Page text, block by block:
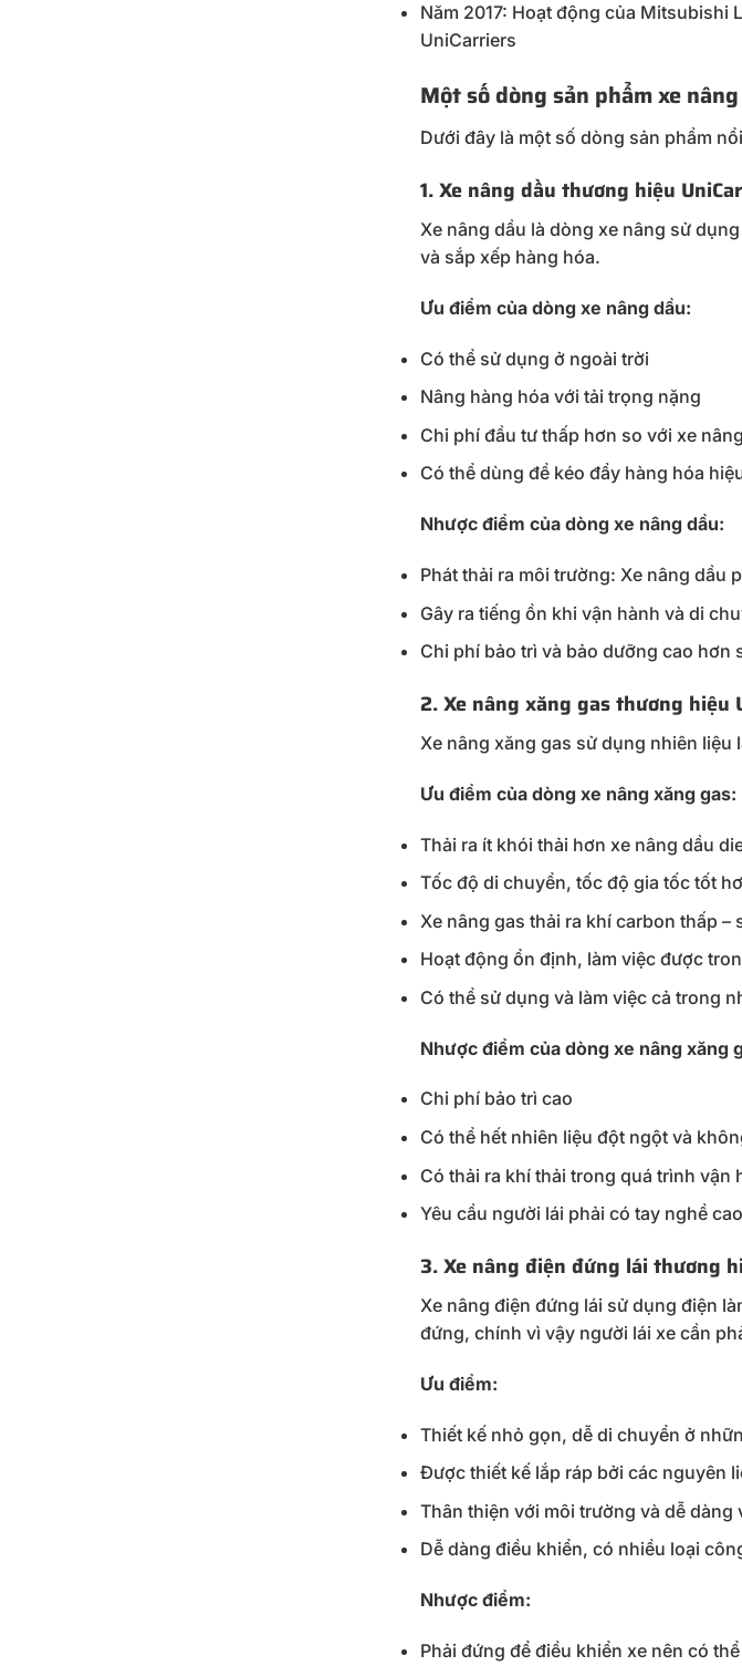
Năm 2017: Hoạt động của
UniCarriers
Một số dòng sản phẩm xe
Dưới đây là một số dòng sản phẩm
1. Xe nâng dầu thương hiệu
Xe nâng dầu là dòng xe nâng sử
và sắp xếp hàng hóa.
Ưu điểm của dòng xe nâng dầu:
Có thể sử dụng ở ngoài trời
Nâng hàng hóa với tải trọng nặng
Chi phí đầu tư thấp hơn so với xe
Có thể dùng để kéo đẩy hàng hóa
Nhược điểm của dòng xe nâng dầu:
Phát thải ra môi trường: Xe nâng dầu
Gây ra tiếng ồn khi vận hành và di
Chi phí bảo trì và bảo dưỡng cao hơn
2. Xe nâng xăng gas thương hiệu
Xe nâng xăng gas sử dụng nhiên
Ưu điểm của dòng xe nâng xăng gas:
Thải ra ít khói thải hơn xe nâng dầu
Tốc độ di chuyển, tốc độ gia tốc tốt
Xe nâng gas thải ra khí carbon thấp
Hoạt động ổn định, làm việc được
Có thể sử dụng và làm việc cả trong
Nhược điểm của dòng xe nâng xăng
Chi phí bảo trì cao
Có thể hết nhiên liệu đột ngột và
Có thải ra khí thải trong quá trình vận
Yêu cầu người lái phải có tay nghề
3. Xe nâng điện đứng lái thương
Xe nâng điện đứng lái sử dụng điện
đứng, chính vì vậy người lái xe cần
Ưu điểm:
Thiết kế nhỏ gọn, dễ di chuyển ở
Được thiết kế lắp ráp bởi các nguyên
Thân thiện với môi trường và dễ dàng
Dễ dàng điều khiển, có nhiều loại
Nhược điểm:
Phải đứng để điều khiển xe nên có